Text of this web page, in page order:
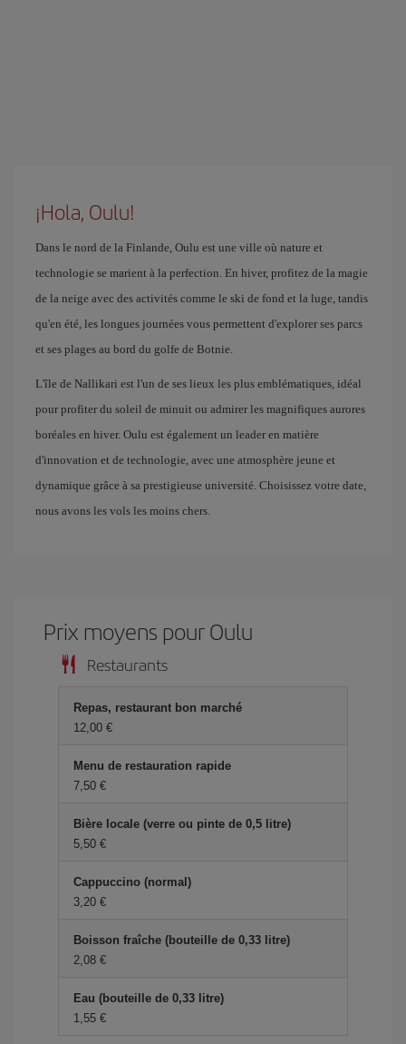
¡Hola, Oulu!
Dans le nord de la Finlande, Oulu est une ville où nature et
technologie se marient à la perfection. En hiver, profitez de la magie
de la neige avec des activités comme le ski de fond et la luge, tandis
qu'en été, les longues journées vous permettent d'explorer ses parcs
et ses plages au bord du golfe de Botnie.
L'île de Nallikari est l'un de ses lieux les plus emblématiques, idéal
pour profiter du soleil de minuit ou admirer les magnifiques aurores
boréales en hiver. Oulu est également un leader en matière
d'innovation et de technologie, avec une atmosphère jeune et
dynamique grâce à sa prestigieuse université. Choisissez votre date,
nous avons les vols les moins chers.
Prix ​​moyens pour Oulu
Restaurants
Repas, restaurant bon marché
12,00 €
Menu de restauration rapide
7,50 €
Bière locale (verre ou pinte de 0,5 litre)
5,50 €
Cappuccino (normal)
3,20 €
Boisson fraîche (bouteille de 0,33 litre)
2,08 €
Eau (bouteille de 0,33 litre)
1,55 €